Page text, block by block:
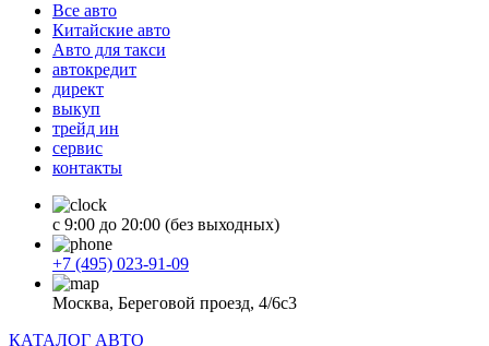
Все авто
Китайские авто
Авто для такси
автокредит
директ
выкуп
трейд ин
сервис
контакты
с 9:00 до 20:00 (без выходных)
+7 (495) 023-91-09
Москва, Береговой проезд, 4/6с3
КАТАЛОГ АВТО